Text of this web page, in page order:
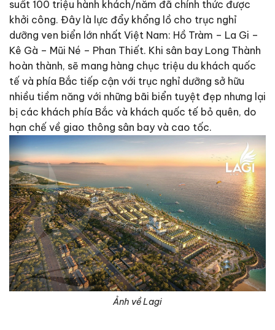
suất 100 triệu hành khách/năm đã chính thức được
khởi công. Đây là lực đẩy khổng lồ cho trục nghỉ
dưỡng ven biển lớn nhất Việt Nam: Hồ Tràm – La Gi –
Kê Gà – Mũi Né – Phan Thiết. Khi sân bay Long Thành
hoàn thành, sẽ mang hàng chục triệu du khách quốc
tế và phía Bắc tiếp cận với trục nghỉ dưỡng sở hữu
nhiều tiềm năng với những bãi biển tuyệt đẹp nhưng lại
bị các khách phía Bắc và khách quốc tế bỏ quên, do
hạn chế về giao thông sân bay và cao tốc.
Ảnh về Lagi